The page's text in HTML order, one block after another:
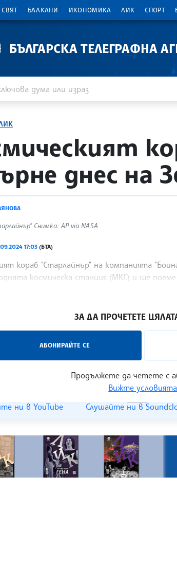
СВЯТ БАЛКАНИ ИКОНОМИКА ЛИК СПОРТ
БЪЛГАРСКА ТЕЛЕГРАФНА
днес на
Снимка: AP via NASA
17:03 (БТА)
кораб "Старлайнър" на компанията
космическа станция (МКС) и ще
ЗА ДА ПРОЧЕТЕТЕ
АБОНИРАЙТЕ СЕ
Продължете да четете с
Вижте условията
на БТА е мястото за срещи отблизо с
и вYouTube канала на БТА.
ни в YouTube Слушайте ни в